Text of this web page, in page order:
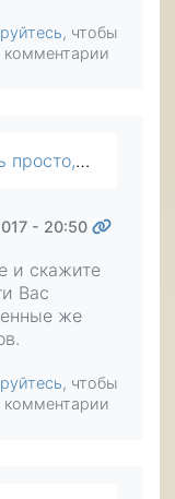
, чтобы
комментарии
По документам это квартира, земельного участка в собственности…
- 20:50
и скажите
Вас
же
, чтобы
комментарии